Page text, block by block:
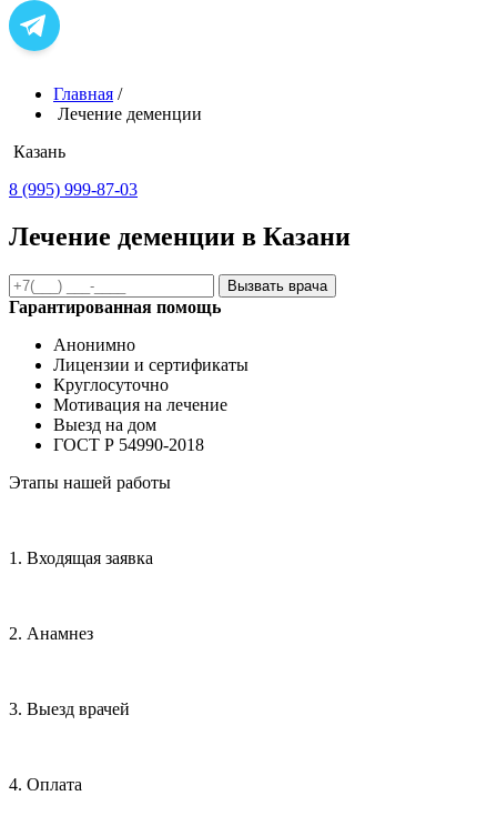
Главная /
Лечение деменции
Казань
8 (995) 999-87-03
Лечение деменции в Казани
Вызвать врача
Гарантированная помощь
Анонимно
Лицензии и сертификаты
Круглосуточно
Мотивация на лечение
Выезд на дом
ГОСТ Р 54990-2018
Этапы нашей работы
1. Входящая заявка
2. Анамнез
3. Выезд врачей
4. Оплата